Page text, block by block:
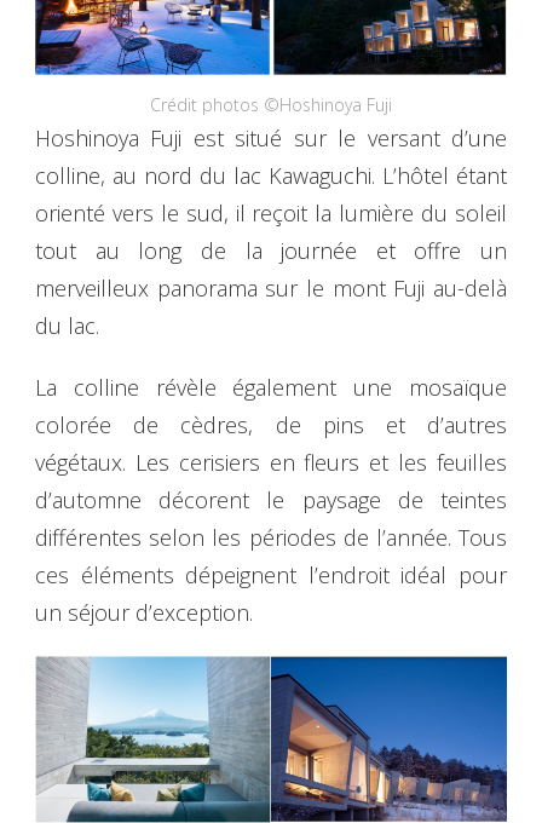
Crédit photos ©Hoshinoya Fuji
Hoshinoya Fuji est situé sur le versant d’une
colline, au nord du lac Kawaguchi. L’hôtel étant
orienté vers le sud, il reçoit la lumière du soleil
tout au long de la journée et offre un
merveilleux panorama sur le mont Fuji au-delà
du lac.
La colline révèle également une mosaïque
colorée de cèdres, de pins et d’autres
végétaux. Les cerisiers en fleurs et les feuilles
d’automne décorent le paysage de teintes
différentes selon les périodes de l’année. Tous
ces éléments dépeignent l’endroit idéal pour
un séjour d’exception.